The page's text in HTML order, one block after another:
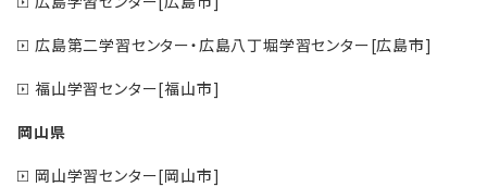
広島第二学習センター・広島八丁堀学習センター[広島市]
福山学習センター[福山市]
岡山県
岡山学習センター[岡山市]